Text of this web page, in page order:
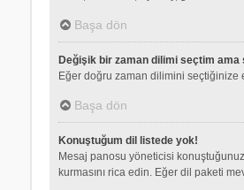
Başa dön
Değişik bir zaman dilimi seçtim ama
Eğer doğru zaman dilimini seçtiğinize
Başa dön
Konuştuğum dil listede yok!
Mesaj panosu yöneticisi
kurmasını rica edin. Eğer dil paketi